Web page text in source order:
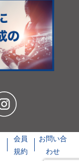
会員
規約
お問い合
わせ